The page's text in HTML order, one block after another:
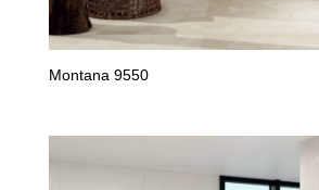
Montana 9550